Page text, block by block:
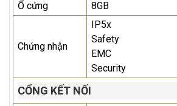
Ổ cứng 8GB
Chứng nhận
IP5x
Safety
EMC
Security
CỔNG KẾT NỐI